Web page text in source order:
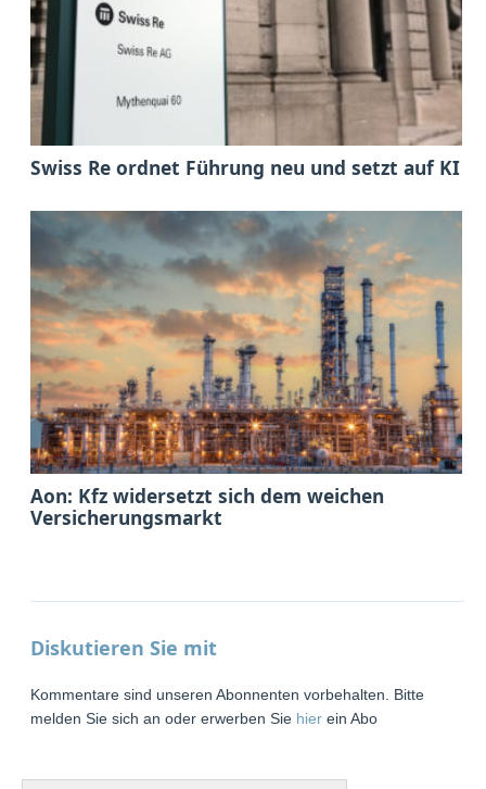
Swiss Re ordnet Führung neu und setzt auf KI
Aon: Kfz widersetzt sich dem weichen
Versicherungsmarkt
Diskutieren Sie mit
Kommentare sind unseren Abonnenten vorbehalten. Bitte
melden Sie sich an oder erwerben Sie hier ein Abo